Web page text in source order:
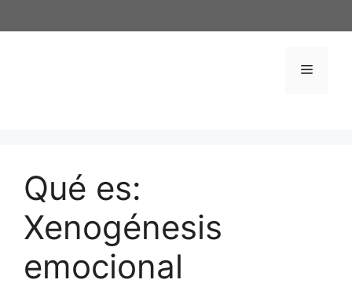
al
Menú
Qué es:
Xenogénesis
emocional